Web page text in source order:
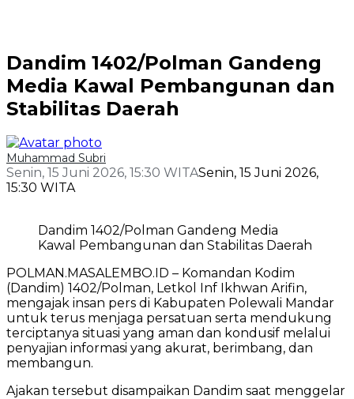
Dandim 1402/Polman Gandeng
Media Kawal Pembangunan dan
Stabilitas Daerah
Muhammad Subri
Senin, 15 Juni 2026, 15:30 WITASenin, 15 Juni 2026,
15:30 WITA
Dandim 1402/Polman Gandeng Media
Kawal Pembangunan dan Stabilitas Daerah
POLMAN.MASALEMBO.ID – Komandan Kodim
(Dandim) 1402/Polman, Letkol Inf Ikhwan Arifin,
mengajak insan pers di Kabupaten Polewali Mandar
untuk terus menjaga persatuan serta mendukung
terciptanya situasi yang aman dan kondusif melalui
penyajian informasi yang akurat, berimbang, dan
membangun.
Ajakan tersebut disampaikan Dandim saat menggelar